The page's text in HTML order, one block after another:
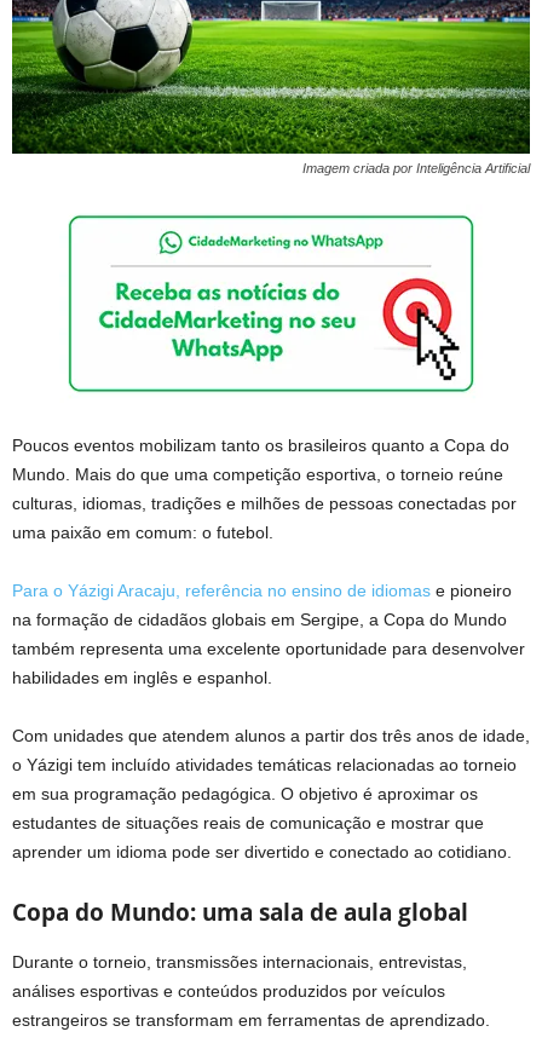
Imagem criada por Inteligência Artificial
Poucos eventos mobilizam tanto os brasileiros quanto a Copa do
Mundo. Mais do que uma competição esportiva, o torneio reúne
culturas, idiomas, tradições e milhões de pessoas conectadas por
uma paixão em comum: o futebol.
Para o Yázigi Aracaju, referência no ensino de idiomas e pioneiro
na formação de cidadãos globais em Sergipe, a Copa do Mundo
também representa uma excelente oportunidade para desenvolver
habilidades em inglês e espanhol.
Com unidades que atendem alunos a partir dos três anos de idade,
o Yázigi tem incluído atividades temáticas relacionadas ao torneio
em sua programação pedagógica. O objetivo é aproximar os
estudantes de situações reais de comunicação e mostrar que
aprender um idioma pode ser divertido e conectado ao cotidiano.
Copa do Mundo: uma sala de aula global
Durante o torneio, transmissões internacionais, entrevistas,
análises esportivas e conteúdos produzidos por veículos
estrangeiros se transformam em ferramentas de aprendizado.